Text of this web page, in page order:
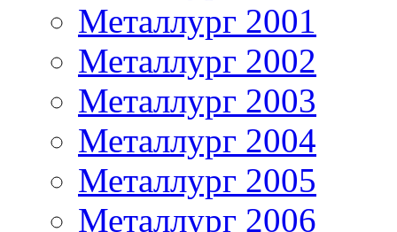
Металлург 2001
Металлург 2002
Металлург 2003
Металлург 2004
Металлург 2005
Металлург 2006